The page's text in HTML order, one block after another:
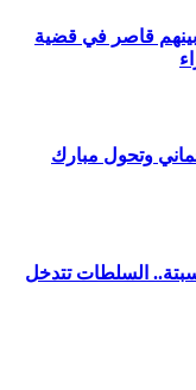
6 مشتبه فيهم بينهم قاصر في قضية
وتحول مبارك
السلطات تتدخل